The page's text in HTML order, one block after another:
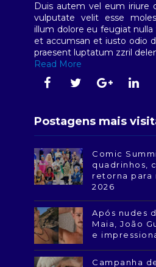
Duis autem vel eum iriure
vulputate velit esse
illum dolore eu feugiat nulla
et accumsan et iusto odio
praesent luptatum zzril
Read More
Postagens mais
Comic
quadrinhos,
retorna para
2026
Após nudes
Maia, João
e
Campanha